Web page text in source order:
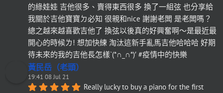
的綠娃娃 吉他很多、賣得東西很多 換了一組弦 也分享給
我關於吉他寶寶ㄉ必知 很親和nice 謝謝老闆 是老闆嗎？
總之越來越喜歡吉他了 換弦以後真的好興奮啊～是最近最
開心的時候ㄌ! 想加快練 淘汰這新手亂馬吉他哈哈哈 好期
待未來的我的吉他長怎樣`(*∩_∩*)′ #疫情中的快樂
黃民岳（老頭）
19:41 08 Jul 21
Really lucky to buy a piano for the first